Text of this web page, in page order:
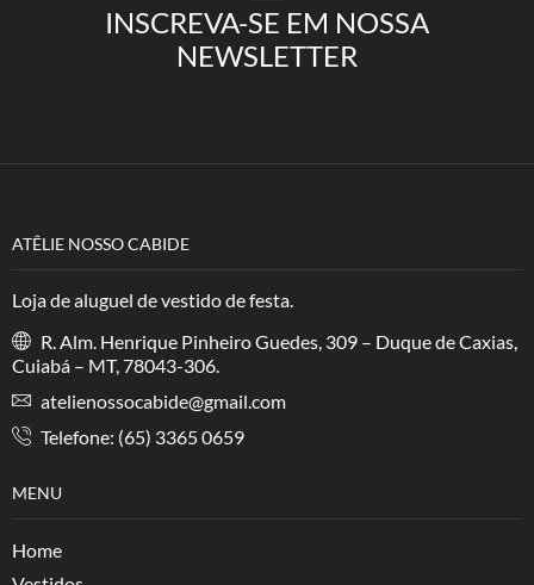
INSCREVA-SE EM NOSSA
NEWSLETTER
ATÊLIE NOSSO CABIDE
Loja de aluguel de vestido de festa.
R. Alm. Henrique Pinheiro Guedes, 309 – Duque de Caxias,
Cuiabá – MT, 78043-306.
atelienossocabide@gmail.com
Telefone: (65) 3365 0659
MENU
Home